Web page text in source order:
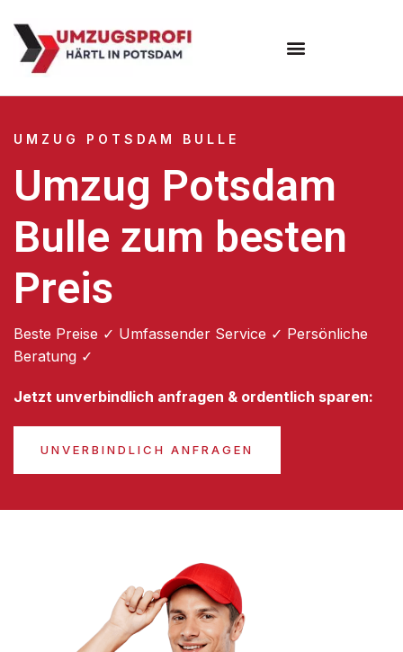
UMZUG POTSDAM BULLE
Umzug Potsdam
Bulle zum besten
Preis
Beste Preise ✓ Umfassender Service ✓ Persönliche
Beratung ✓
Jetzt unverbindlich anfragen & ordentlich sparen:
UNVERBINDLICH ANFRAGEN